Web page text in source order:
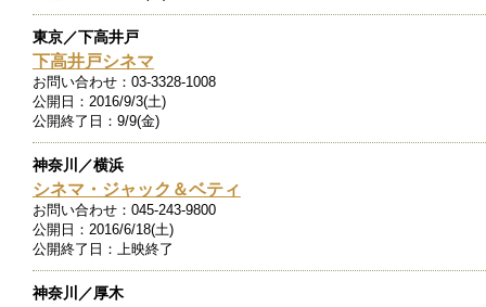
東京／下高井戸
下高井戸シネマ
お問い合わせ： 03-3328-1008
公開日： 2016/9/3(土)
公開終了日： 9/9(金)
神奈川／横浜
シネマ・ジャック＆ベティ
お問い合わせ： 045-243-9800
公開日： 2016/6/18(土)
公開終了日： 上映終了
神奈川／厚木